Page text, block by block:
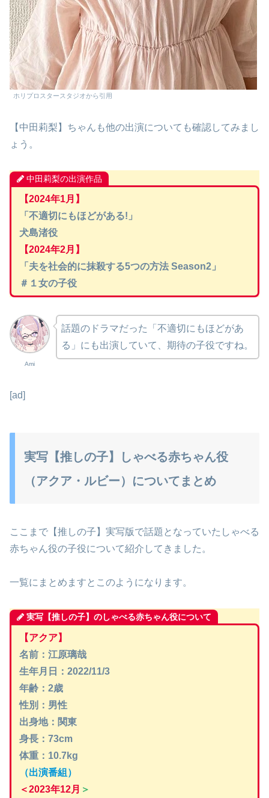
ホリプロスタースタジオから引用
【中田莉梨】ちゃんも他の出演についても確認してみまし
ょう。
中田莉梨の出演作品
【2024年1月】
「不適切にもほどがある!」
犬島渚役
【2024年2月】
「夫を社会的に抹殺する5つの方法 Season2」
＃１女の子役
Ami
話題のドラマだった「不適切にもほどがあ
る」にも出演していて、期待の子役ですね。
[ad]
実写【推しの子】しゃべる赤ちゃん役
（アクア・ルビー）についてまとめ
ここまで【推しの子】実写版で話題となっていたしゃべる
赤ちゃん役の子役について紹介してきました。
一覧にまとめますとこのようになります。
実写【推しの子】のしゃべる赤ちゃん役について
【アクア】
名前：江原璃哉
生年月日：2022/11/3
年齢：2歳
性別：男性
出身地：関東
身長：73cm
体重：10.7kg
（出演番組）
＜2023年12月 ＞